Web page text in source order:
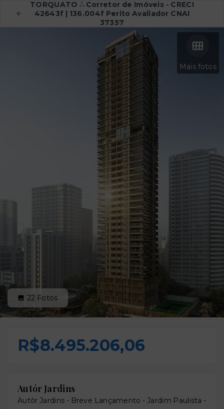
TORQUATO ∴ Corretor de Imóveis - CRECI
42643f | 136.004f Perito Avaliador CNAI
37357
Mais fotos
22 Fotos
R$8.495.206,06
Autór Jardins
Autór Jardins - Breve Lançamento -Jardim Paulista -